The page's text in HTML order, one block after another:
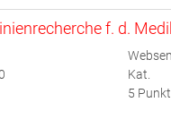
f. d.
Kat.
5